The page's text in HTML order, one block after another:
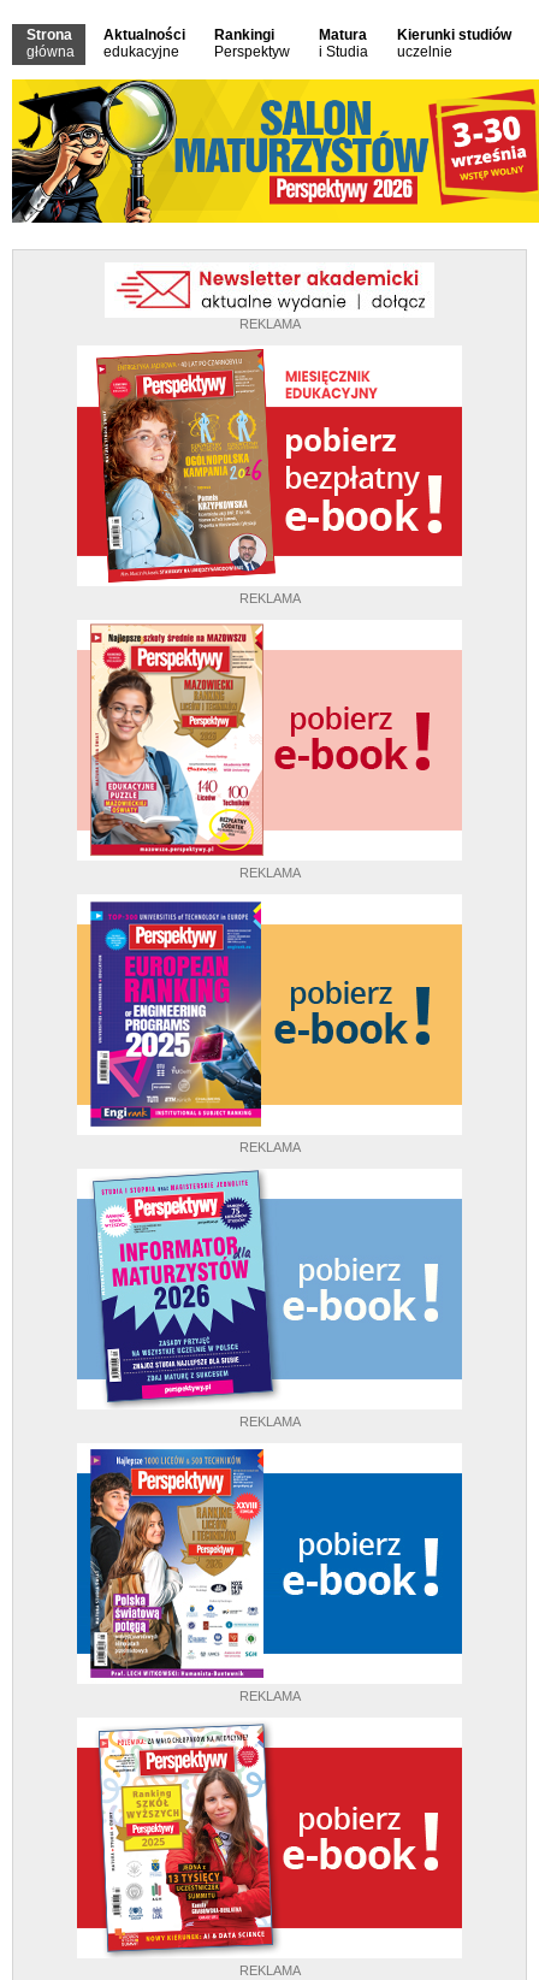
Strona
główna
Aktualności
edukacyjne
Rankingi
Perspektyw
Matura
i Studia
Kierunki studiów
uczelnie
REKLAMA
REKLAMA
REKLAMA
REKLAMA
REKLAMA
REKLAMA
REKLAMA